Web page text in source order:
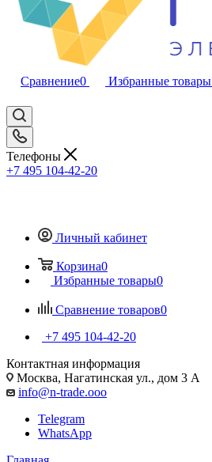
Сравнение0 Избранные товары
Телефоны
+7 495 104-42-20
Личный кабинет
Корзина0
Избранные товары0
Сравнение товаров0
+7 495 104-42-20
Контактная информация
Москва, Нагатинская ул., дом 3 А
info@n-trade.ooo
Telegram
WhatsApp